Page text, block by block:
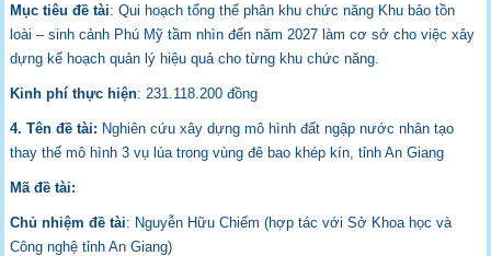
Mục tiêu đề tài: Qui hoạch tổng thể phân khu chức năng Khu bảo tồn
loài – sinh cảnh Phú Mỹ tầm nhìn đến năm 2027 làm cơ sở cho việc xây
dựng kế hoạch quản lý hiệu quả cho từng khu chức năng.
Kinh phí thực hiện: 231.118.200 đồng
4. Tên đề tài: Nghiên cứu xây dựng mô hình đất ngập nước nhân tạo
thay thế mô hình 3 vụ lúa trong vùng đê bao khép kín, tỉnh An Giang
Mã đề tài:
Chủ nhiệm đề tài: Nguyễn Hữu Chiếm (hợp tác với Sở Khoa học và
Công nghệ tỉnh An Giang)